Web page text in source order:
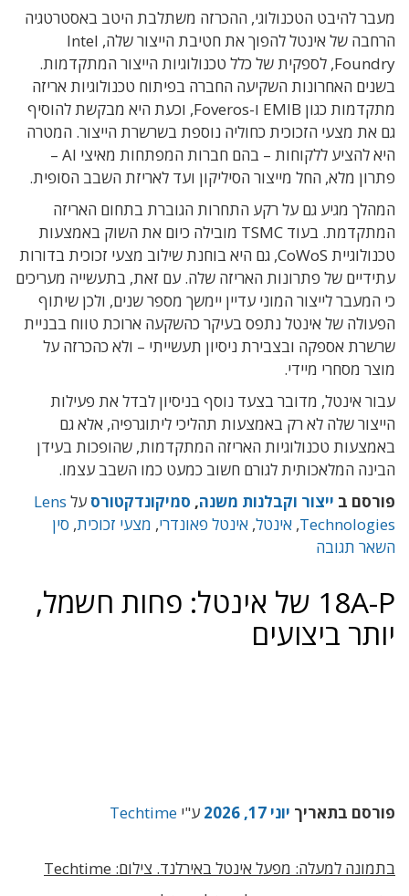
מעבר להיבט הטכנולוגי, ההכרזה משתלבת היטב באסטרטגיה
הרחבה של אינטל להפוך את חטיבת הייצור שלה, Intel
Foundry, לספקית של כלל טכנולוגיות הייצור המתקדמות.
בשנים האחרונות השקיעה החברה בפיתוח טכנולוגיות אריזה
מתקדמות כגון EMIB ו-Foveros, וכעת היא מבקשת להוסיף
גם את מצעי הזכוכית כחוליה נוספת בשרשרת הייצור. המטרה
היא להציע ללקוחות – בהם חברות המפתחות מאיצי AI –
פתרון מלא, החל מייצור הסיליקון ועד לאריזת השבב הסופית.
המהלך מגיע גם על רקע התחרות הגוברת בתחום האריזה
המתקדמת. בעוד TSMC מובילה כיום את השוק באמצעות
טכנולוגיית CoWoS, גם היא בוחנת שילוב מצעי זכוכית בדורות
עתידיים של פתרונות האריזה שלה. עם זאת, בתעשייה מעריכים
כי המעבר לייצור המוני עדיין יימשך מספר שנים, ולכן שיתוף
הפעולה של אינטל נתפס בעיקר כהשקעה ארוכת טווח בבניית
שרשרת אספקה ובצבירת ניסיון תעשייתי – ולא כהכרזה על
מוצר מסחרי מיידי.
עבור אינטל, מדובר בצעד נוסף בניסיון לבדל את פעילות
הייצור שלה לא רק באמצעות תהליכי ליתוגרפיה, אלא גם
באמצעות טכנולוגיות האריזה המתקדמות, שהופכות בעידן
הבינה המלאכותית לגורם חשוב כמעט כמו השבב עצמו.
פורסם ב ייצור וקבלנות משנה, סמיקונדקטורס על Lens
Technologies
, אינטל, אינטל פאונדרי, מצעי זכוכית, סין
השאר תגובה
18A-P של אינטל: פחות חשמל,
יותר ביצועים
פורסם בתאריך יוני 17, 2026 ע"י Techtime
בתמונה למעלה: מפעל אינטל באירלנד. צילום: Techtime